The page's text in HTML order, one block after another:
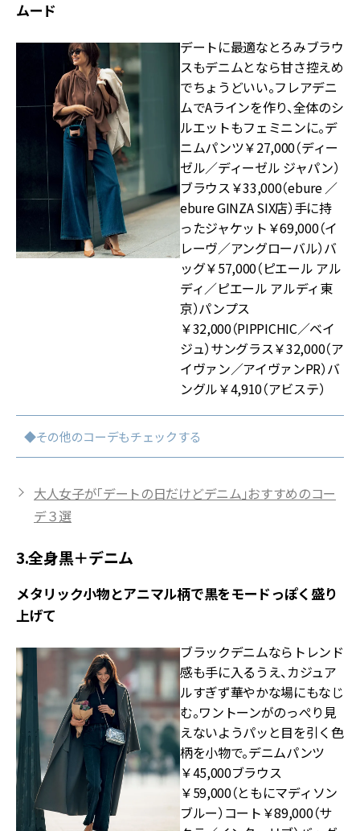
ムード
デートに最適なとろみブラウ
スもデニムとなら甘さ控えめ
でちょうどいい。フレアデニ
ムでAラインを作り、全体のシ
ルエットもフェミニンに。デ
ニムパンツ￥27,000（ディー
ゼル／ディーゼル ジャパン）
ブラウス￥33,000（ebure ／
ebure GINZA SIX店）手に持
ったジャケット￥69,000（イ
レーヴ／アングローバル）バ
ッグ￥57,000（ピエール アル
ディ／ピエール アルディ東
京）パンプス
￥32,000（PIPPICHIC／ベイ
ジュ）サングラス￥32,000（ア
イヴァン／アイヴァンPR）バ
ングル￥4,910（アビステ）
◆その他のコーデもチェックする
大人女子が「デートの日だけどデニム」おすすめのコー
デ３選
3.全身黒＋デニム
メタリック小物とアニマル柄で黒をモードっぽく盛り
上げて
ブラックデニムならトレンド
感も手に入るうえ、カジュア
ルすぎず華やかな場にもなじ
む。ワントーンがのっぺり見
えないようパッと目を引く色
柄を小物で。デニムパンツ
￥45,000ブラウス
￥59,000（ともにマディソン
ブルー）コート￥89,000（サ